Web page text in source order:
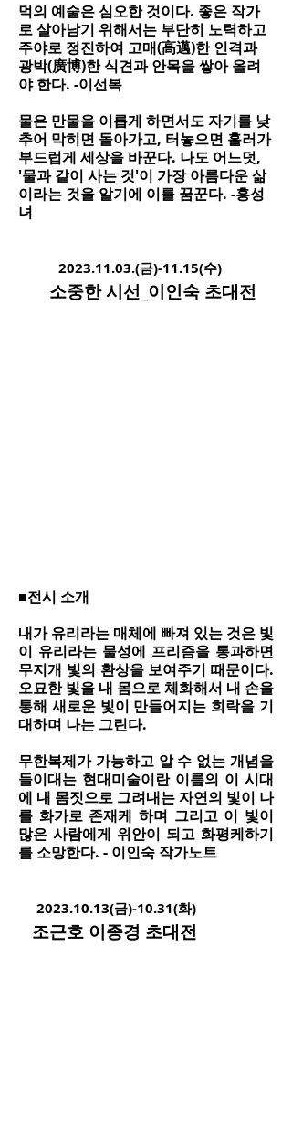
먹의 예술은 심오한 것이다. 좋은 작가
로 살아남기 위해서는 부단히 노력하고
주야로 정진하여 고매(高邁)한 인격과
광박(廣博)한 식견과 안목을 쌓아 올려
야 한다. -이선복
물은 만물을 이롭게 하면서도 자기를 낮
추어 막히면 돌아가고, 터놓으면 흘러가
부드럽게 세상을 바꾼다. 나도 어느덧,
'물과 같이 사는 것'이 가장 아름다운 삶
이라는 것을 알기에 이를 꿈꾼다. -홍성
녀
2023.11.03.(금)-11.15(수)
소중한시선_이인숙 초대전​
■전시 소개
내가 유리라는 매체에 빠져 있는 것은 빛
이 유리라는 물성에 프리즘을 통과하면
무지개 빛의 환상을 보여주기 때문이다.
오묘한 빛을 내 몸으로 체화해서 내 손을
통해 새로운 빛이 만들어지는 희락을 기
대하며 나는 그린다.
무한복제가 가능하고 알 수 없는 개념을
들이대는 현대미술이란 이름의 이 시대
에 내 몸짓으로 그려내는 자연의 빛이 나
를 화가로 존재케 하며 그리고 이 빛이
많은 사람에게 위안이 되고 화평케하기
를 소망한다. - 이인숙 작가노트
2023.10.13(금)-10.31(화)
조근호 이종경 초대전​